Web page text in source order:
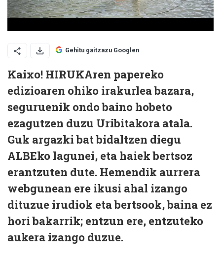
Gehitu gaitzazu Googlen
Kaixo! HIRUKAren papereko
edizioaren ohiko irakurlea bazara,
seguruenik ondo baino hobeto
ezagutzen duzu Uribitakora atala.
Guk argazki bat bidaltzen diegu
ALBEko lagunei, eta haiek bertsoz
erantzuten dute. Hemendik aurrera
webgunean ere ikusi ahal izango
dituzue irudiok eta bertsook, baina ez
hori bakarrik; entzun ere, entzuteko
aukera izango duzue.